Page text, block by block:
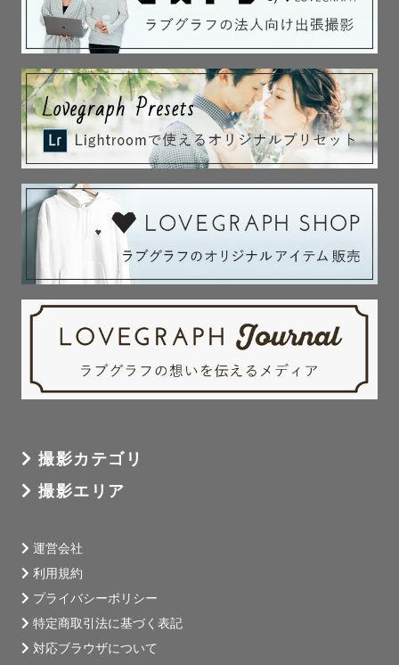
撮影カテゴリ
撮影エリア
運営会社
利用規約
プライバシーポリシー
特定商取引法に基づく表記
対応ブラウザについて